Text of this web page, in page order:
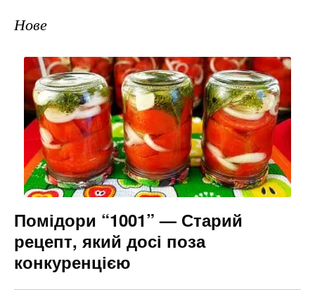
Нове
Помідори “1001” — Старий
рецепт, який досі поза
конкуренцією